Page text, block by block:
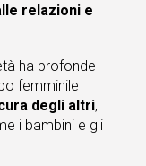
relazioni e
ha profonde
femminile
degli altri,
i bambini e gli